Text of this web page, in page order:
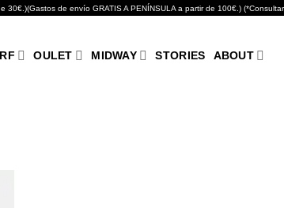
de envío GRATIS A PENÍNSULA a partir de 100€.)
OULET MIDWAY STORIES ABOUT